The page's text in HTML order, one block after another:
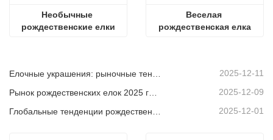
Необычные
рождественские елки
Веселая
рождественская елка
2025-12-11
2025-12-09
Глобальные тенденции рождественского декора и почему Christmas Queen продолжает лидировать на рынке 2025-12-01